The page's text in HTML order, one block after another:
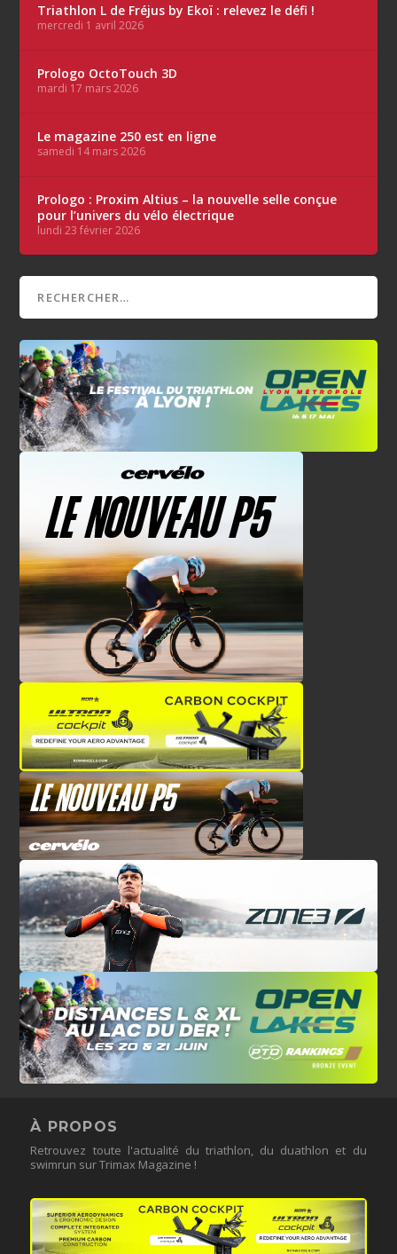
Triathlon L de Fréjus by Ekoï : relevez le défi !
mercredi 1 avril 2026
Prologo OctoTouch 3D
mardi 17 mars 2026
Le magazine 250 est en ligne
samedi 14 mars 2026
Prologo : Proxim Altius – la nouvelle selle conçue
pour l’univers du vélo électrique
lundi 23 février 2026
À PROPOS
Retrouvez toute l'actualité du triathlon, du duathlon et du
swimrun sur Trimax Magazine !